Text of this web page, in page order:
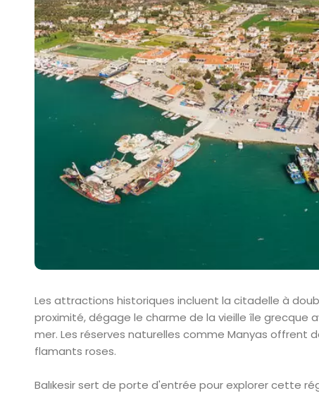
Les attractions historiques incluent la citadelle à
proximité, dégage le charme de la vieille île grecque
mer. Les réserves naturelles comme Manyas
flamants roses.
Balıkesir sert de porte d'entrée pour explorer cette